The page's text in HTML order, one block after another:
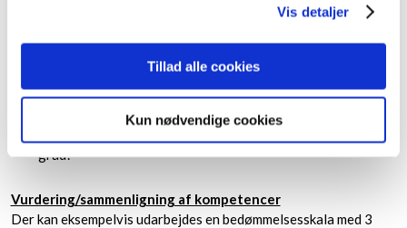
Vis detaljer
Tillad alle cookies
Kun nødvendige cookies
Forstår de faglige aspekter af arbejdet særligt godt.
ressource rent fagligt for andre.
Beskriv dine arbejdsmæssige specialistkundskaber med
egne ord.
Hvordan holder du dig opdateret med det, der sker inden for
grad?
Vurdering/sammenligning af kompetencer
Der kan eksempelvis udarbejdes en bedømmelsesskala med 3